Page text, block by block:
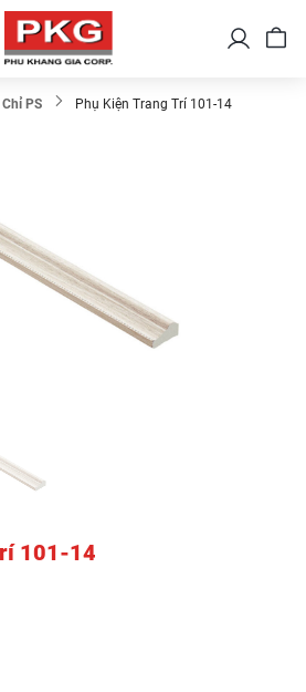
Chỉ PS Phụ Kiện Trang Trí 101-14
101-14